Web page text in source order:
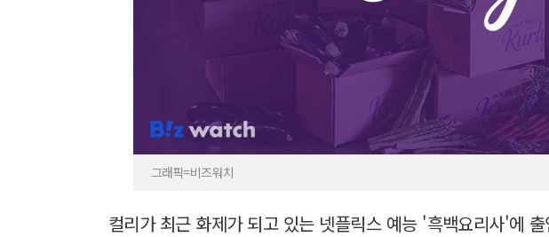
그래픽=비즈워치
컬리가 최근 화제가 되고 있는 넷플릭스 예능 '흑백요리사'에